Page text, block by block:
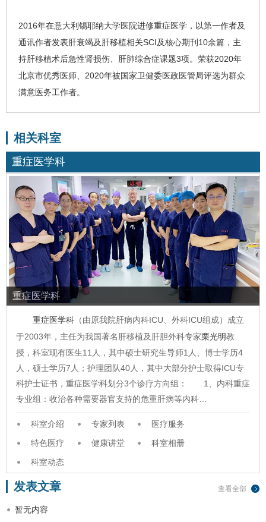
2016年在意大利锡耶纳大学医院进修重症医学，以第一作者及
通讯作者发表肝衰竭及肝移植相关SCI及核心期刊10余篇，主
持肝移植术后急性肾损伤、肝肺综合症课题3项。荣获2020年
北京市优秀医师、2020年被国家卫健委医政医管局评选为群众
满意医务工作者。
相关科室
重症医学科
重症医学科
重症医学科 （由原我院肝病内科ICU、外科ICU组成）成立
于2003年，主任为我国著名肝移植及肝胆外科专家栗光明教
授，科室现有医生11人，其中硕士研究生导师1人、博士学历4
人，硕士学历7人；护理团队40人，其中大部分护士取得ICU专
科护士证书，重症医学科划分3个诊疗方向组： 1、内科重症
专业组：收治各种需要器官支持的危重肝病等内科…
科室介绍 专家列表
医疗服务
特色医疗
健康讲堂
科室相册
科室动态
查看全部
发表文章
暂无内容